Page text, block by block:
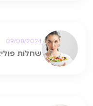
שחלות
09/08/2024